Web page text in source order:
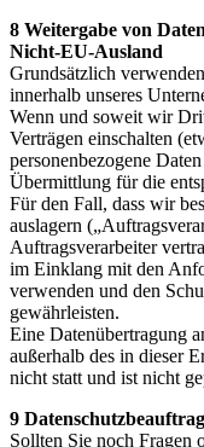
8 Weitergabe von
Nicht-EU-Ausland
Grundsätzlich
innerhalb unseres
Wenn und soweit wir
Verträgen einschalten
personenbezogene
Übermittlung für die
Für den Fall, dass wir
auslagern
Auftragsverarbeiter
im Einklang mit den
verwenden und den
gewährleisten.
Eine Datenübertragung
außerhalb des in dieser
nicht statt und ist nicht
9
Sollten Sie noch Fragen